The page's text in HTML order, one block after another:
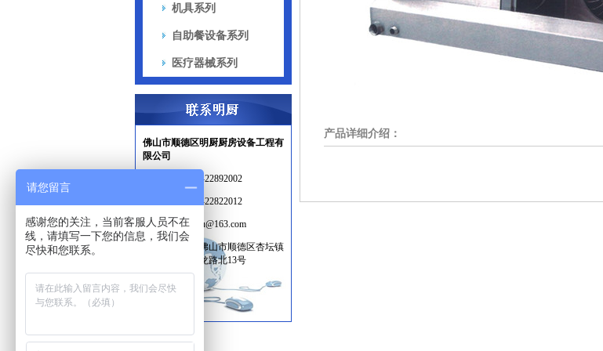
机具系列
自助餐设备系列
医疗器械系列
佛山市顺德区明厨厨房设备工程有
限公司
86 0757-22892002
86 0757-22822012
邮箱：ming.chu@163.com
广东省佛山市顺德区杏坛镇
光华工业区杏龙路北13号
产品详细介绍：
请您留言
感谢您的关注，当前客服人员不在
线，请填写一下您的信息，我们会
尽快和您联系。